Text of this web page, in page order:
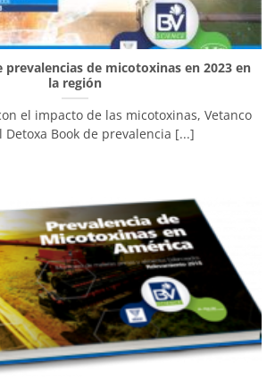
prevalencias de micotoxinas en 2023 en
la región
el impacto de las micotoxinas, Vetanco
Detoxa Book de prevalencia [...]